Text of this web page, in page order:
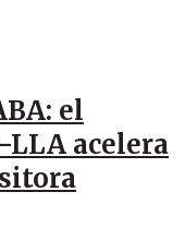
el
LLA acelera